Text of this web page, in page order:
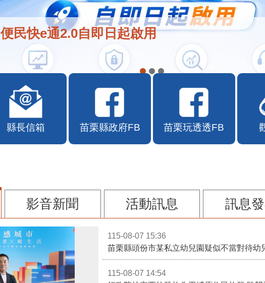
便民快e通2.0自即日起啟用
縣長信箱 苗栗縣政府FB 苗栗玩透透FB
影音新聞 活動訊息 訊息
115-08-07 15:36
苗栗縣頭份市某私立幼兒園疑似不當對待幼
115-08-07 14:54